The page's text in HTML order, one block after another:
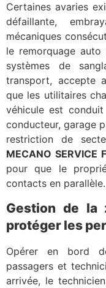
Certaines avaries
défaillante,
mécaniques
le remorquage
systèmes de
transport, accepte
que les utilitaires
véhicule est
conducteur, garage
restriction de
MECANO SERVICE
pour que le
contacts en parallèle.
Gestion de la
protéger les
Opérer en bord
passagers et
arrivée, le